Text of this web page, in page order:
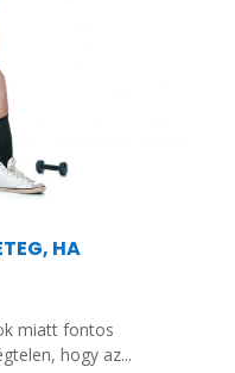
HA
miatt fontos
hogy az...